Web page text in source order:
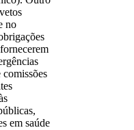
no
em saúde